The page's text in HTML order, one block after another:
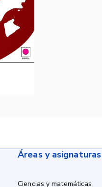
Áreas y asignaturas
Ciencias y matemáticas